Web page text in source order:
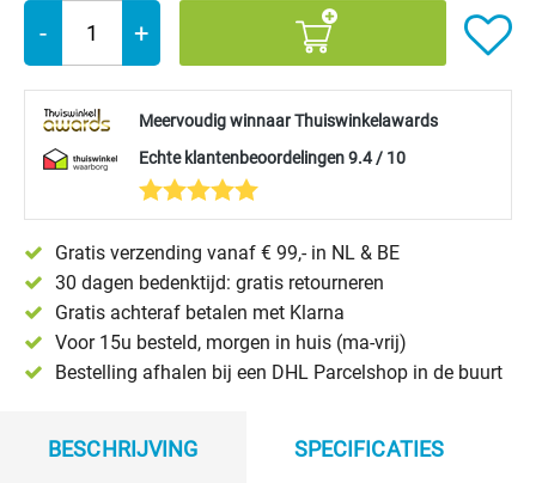
- +
Meervoudig winnaar Thuiswinkelawards
Echte klantenbeoordelingen 9.4 / 10
Gratis verzending vanaf € 99,- in NL & BE
30 dagen bedenktijd: gratis retourneren
Gratis achteraf betalen met Klarna
Voor 15u besteld, morgen in huis (ma-vrij)
Bestelling afhalen bij een DHL Parcelshop in de buurt
BESCHRIJVING SPECIFICATIES